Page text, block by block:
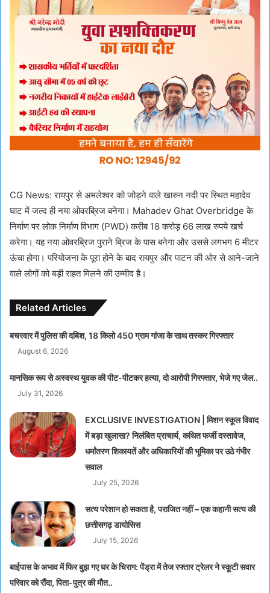
CG News: रायपुर से अमलेश्वर को जोड़ने वाले खारुन नदी पर स्थित महादेव
घाट में जल्द ही नया ओवरब्रिज बनेगा। Mahadev Ghat Overbridge के
निर्माण पर लोक निर्माण विभाग (PWD) करीब 18 करोड़ 66 लाख रुपये खर्च
करेगा। यह नया ओवरब्रिज पुराने ब्रिज के पास बनेगा और उससे लगभग 6 मीटर
ऊंचा होगा। परियोजना के पूरा होने के बाद रायपुर और पाटन की ओर से आने-जाने
वाले लोगों को बड़ी राहत मिलने की उम्मीद है।
Related Articles
बचरवार में पुलिस की दबिश, 18 किलो 450 ग्राम गांजा के साथ तस्कर गिरफ्तार
August 6, 2026
मानसिक रूप से अस्वस्थ युवक की पीट-पीटकर हत्या, दो आरोपी गिरफ्तार, भेजे गए जेल..
July 31, 2026
EXCLUSIVE INVESTIGATION | मिशन स्कूल विवाद
में बड़ा खुलासा? निलंबित प्राचार्य, कथित फर्जी दस्तावेज,
धर्मांतरण शिकायतें और अधिकारियों की भूमिका पर उठे गंभीर
सवाल
July 25, 2026
सत्य परेशान हो सकता है, पराजित नहीं – एक कहानी सत्य की
छत्तीसगढ़ डायोसिस
July 15, 2026
बाईपास के अभाव में फिर बुझ गए घर के चिराग: पेंड्रा में तेज रफ्तार ट्रेलर ने स्कूटी सवार
परिवार को रौंदा, पिता-पुत्र की मौत..